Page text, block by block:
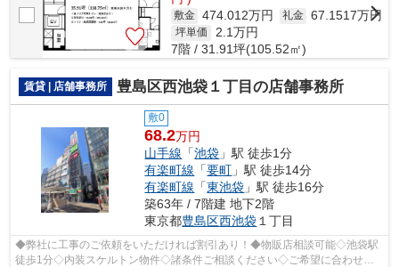
敷金 474.012万円 礼金 67.1517万円
坪単価 2.1万円
7階 / 31.91坪(105.52㎡)
賃貸 | 店舗事務所 豊島区西池袋１丁目の店舗事務所
敷0
68.2万円
山手線 「池袋 」駅 徒歩1分
有楽町線 「要町 」駅 徒歩14分
有楽町線 「東池袋 」駅 徒歩16分
築63年 / 7階建 地下2階
東京都豊島区西池袋 １丁目
◆弊社に工事のご依頼をいただければ割引あり！◆物販店相談可能◇池袋駅
徒歩1分◇内装スケルトン物件◇諸条件ご相談ください◇ご希望に合わせて